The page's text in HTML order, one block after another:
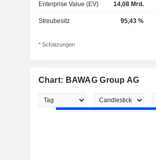
Enterprise Value (EV) 14,08 Mrd.
Streubesitz 95,43 %
* Schätzungen
Chart: BAWAG Group AG